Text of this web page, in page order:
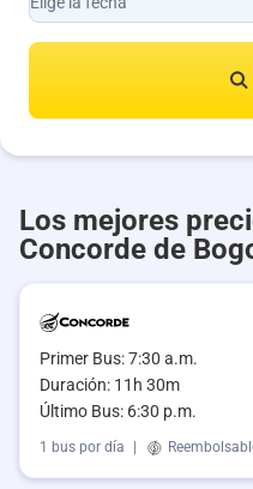
Los mejores
Concorde de
Primer Bus: 7:30 a.m.
Duración: 11h 30m
Último Bus: 6:30 p.m.
1 bus por día